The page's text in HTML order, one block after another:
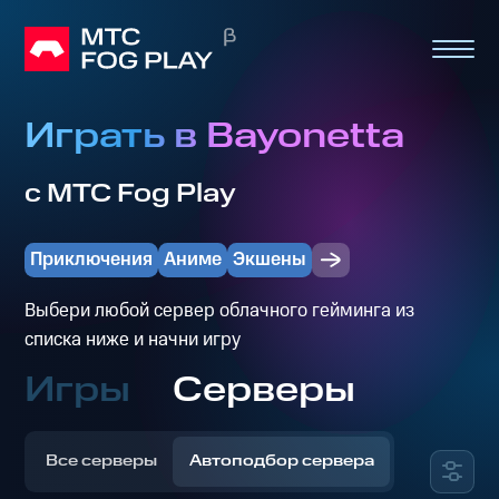
Играть в Bayonetta
с МТС Fog Play
Приключения Аниме Экшены
Выбери любой сервер облачного гейминга из
списка ниже и начни игру
Игры Серверы
Все серверы Автоподбор сервера